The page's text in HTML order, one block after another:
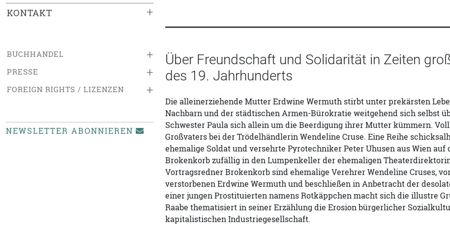
+
KONTAKT
+
BUCHHANDEL
+
PRESSE
+
FOREIGN RIGHTS / LIZENZEN
NEWSLETTER ABONNIEREN
Über Freundschaft und Solidarität in Zeiten
des 19. Jahrhunderts
Die alleinerziehende Mutter Erdwine Wermuth stirbt unter prekärsten
Nachbarn und der städtischen Armen-Bürokratie weitgehend sich selbst
Schwester Paula sich allein um die Beerdigung ihrer Mutter kümmern.
Großvaters bei der Trödelhändlerin Wendeline Cruse. Eine Reihe
ehemalige Soldat und versehrte Pyrotechniker Peter Uhusen aus Wien
Brokenkorb zufällig in den Lumpenkeller der ehemaligen
Vortragsredner Brokenkorb sind ehemalige Verehrer Wendeline Cruses,
verstorbenen Erdwine Wermuth und beschließen in Anbetracht der
einer jungen Prostituierten namens Rotkäppchen macht sich die illustre
Raabe thematisiert in seiner Erzählung die Erosion bürgerlicher
kapitalistischen Industriegesellschaft.